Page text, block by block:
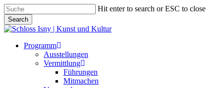
Skip
to
main
content
Hit enter to search or ESC to close
Search
Close
Menu
Programm
Ausstellungen
Vermittlung
Führungen
Mitmachen